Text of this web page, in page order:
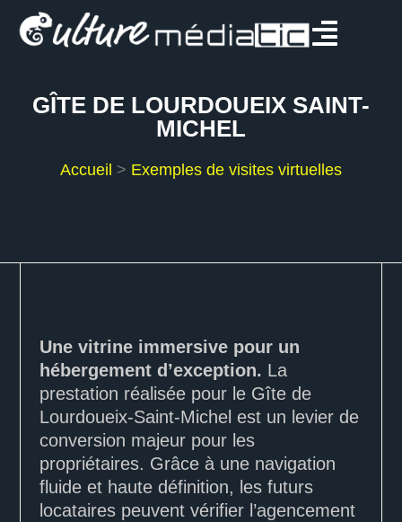
GÎTE DE LOURDOUEIX SAINT-
MICHEL
Accueil > Exemples de visites virtuelles
Une vitrine immersive pour un
hébergement d’exception. La
prestation réalisée pour le Gîte de
Lourdoueix-Saint-Michel est un levier de
conversion majeur pour les
propriétaires. Grâce à une navigation
fluide et haute définition, les futurs
locataires peuvent vérifier l’agencement